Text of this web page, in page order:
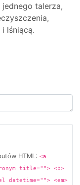
talerza,
lśniącą.
HTML: <a
title=""> <b>
datetime=""> <em>